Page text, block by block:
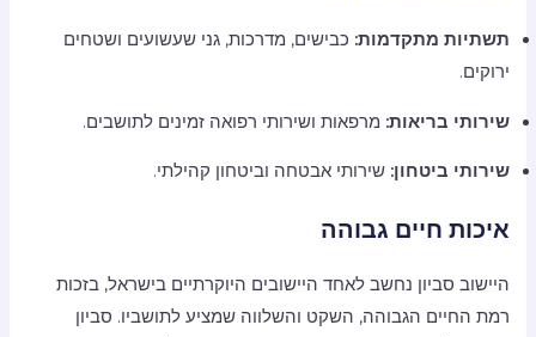
תשתיות מתקדמות:כבישים, מדרכות, גני שעשועים ושטחים
ירוקים.
שירותי בריאות:מרפאות ושירותי רפואה זמינים לתושבים.
שירותי ביטחון:שירותי אבטחה וביטחון קהילתי.
איכות חיים גבוהה
היישוב סביון נחשב לאחד היישובים היוקרתיים בישראל, בזכות
רמת החיים הגבוהה, השקט והשלווה שמציע לתושביו. סביון